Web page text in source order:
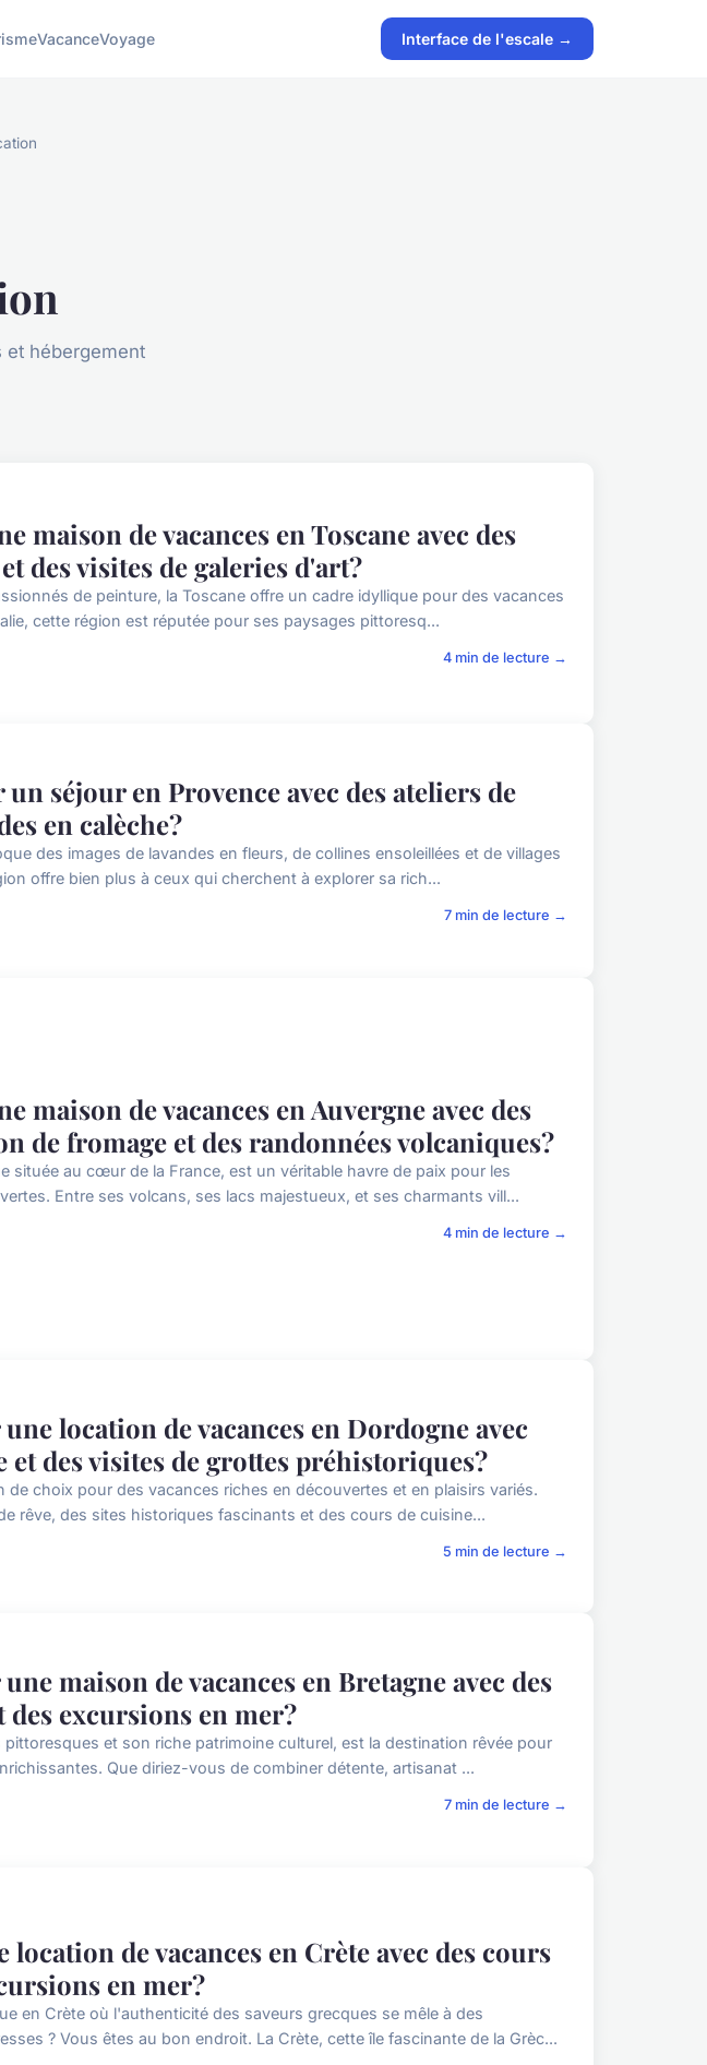
VacanceVoyage Interface de l'escale →
et hébergement
maison de vacances en Toscane avec des
des visites de galeries d'art?
de peinture, la Toscane offre un cadre idyllique pour des vacances
cette région est réputée pour ses paysages pittoresq...
4 min de lecture →
séjour en Provence avec des ateliers de
en calèche?
des images de lavandes en fleurs, de collines ensoleillées et de villages
offre bien plus à ceux qui cherchent à explorer sa rich...
7 min de lecture →
maison de vacances en Auvergne avec des
de fromage et des randonnées volcaniques?
située au cœur de la France, est un véritable havre de paix pour les
Entre ses volcans, ses lacs majestueux, et ses charmants vill...
4 min de lecture →
location de vacances en Dordogne avec
et des visites de grottes préhistoriques?
de choix pour des vacances riches en découvertes et en plaisirs variés.
rêve, des sites historiques fascinants et des cours de cuisine...
5 min de lecture →
maison de vacances en Bretagne avec des
excursions en mer?
pittoresques et son riche patrimoine culturel, est la destination rêvée pour
Que diriez-vous de combiner détente, artisanat ...
7 min de lecture →
de vacances en Crète avec des cours
en mer?
en Crète où l'authenticité des saveurs grecques se mêle à des
? Vous êtes au bon endroit. La Crète, cette île fascinante de la Grèc...